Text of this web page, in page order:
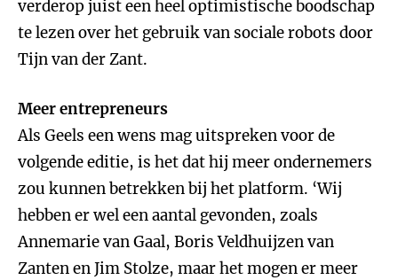
verderop juist een heel optimistische boodschap
te lezen over het gebruik van sociale robots door
Tijn van der Zant.
Meer entrepreneurs
Als Geels een wens mag uitspreken voor de
volgende editie, is het dat hij meer ondernemers
zou kunnen betrekken bij het platform. ‘Wij
hebben er wel een aantal gevonden, zoals
Annemarie van Gaal, Boris Veldhuijzen van
Zanten en Jim Stolze, maar het mogen er meer